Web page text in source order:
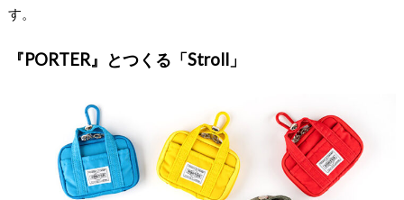
す。
『PORTER』とつくる「Stroll」